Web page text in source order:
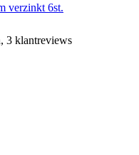
verzinkt 6st.
3 klantreviews